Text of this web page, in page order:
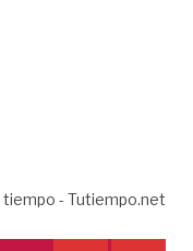
tiempo - Tutiempo.net